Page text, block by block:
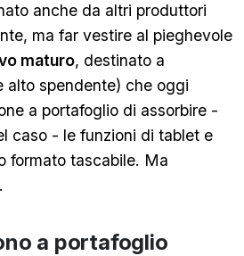
anche da altri produttori
ma far vestire al pieghevole
maturo, destinato a
alto spendente) che oggi
a portafoglio di assorbire -
caso - le funzioni di tablet e
formato tascabile. Ma
a portafoglio